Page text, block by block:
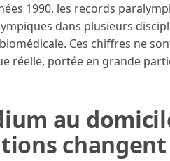
1990, les records
dans plusieurs
Ces chiffres ne
réelle, portée en grande
au
changent